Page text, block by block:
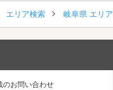
エリア検索 岐阜県 エリ
のお問い合わせ